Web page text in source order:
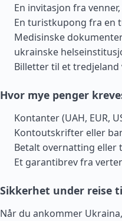
En invitasjon fra
En turistkupong fra en
Medisinske
ukrainske
Billetter til et
Hvor mye penger
Kontanter (UAH, EUR,
Kontoutskrifter eller
Betalt overnatting eller
Et garantibrev fra
Sikkerhet under reise
Når du ankommer